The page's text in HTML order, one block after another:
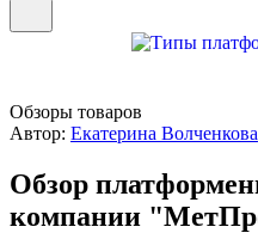
Обзоры товаров
Автор: Екатерина Волченкова
Обзор
компании